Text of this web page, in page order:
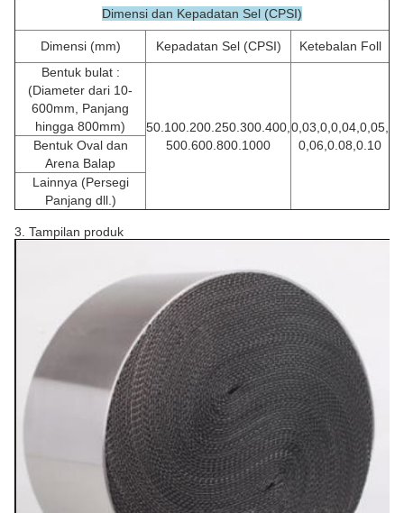
Dimensi dan Kepadatan Sel (CPSI)
Dimensi (mm) Kepadatan Sel (CPSI)
Ketebalan Foll
Bentuk bulat :
(Diameter dari 10-
600mm, Panjang
hingga 800mm)
50.100.200.250.300.400,
500.600.800.1000
0,03,0,0,04,0,05,
0,06,0.08,0.10
Bentuk Oval dan
Arena Balap
Lainnya (Persegi
Panjang dll.)
3. Tampilan produk